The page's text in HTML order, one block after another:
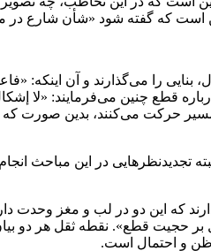
است که گفته شود «شأن شارع
بنایی را می‌گذارند و آن
قطع چنین می‌فرمایند: «لا
حرکت می‌کنند، بدین صورت
تجدیدنظرهایی در این مباحث
دارند که این دو در لب و مغز
بر حجیت قطع». نقطه ثقل هر دو
و احتمال است.